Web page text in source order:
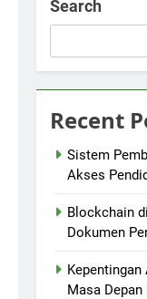
Search
Recent
Sistem
Akses
Blockchain
Dokumen
Masa